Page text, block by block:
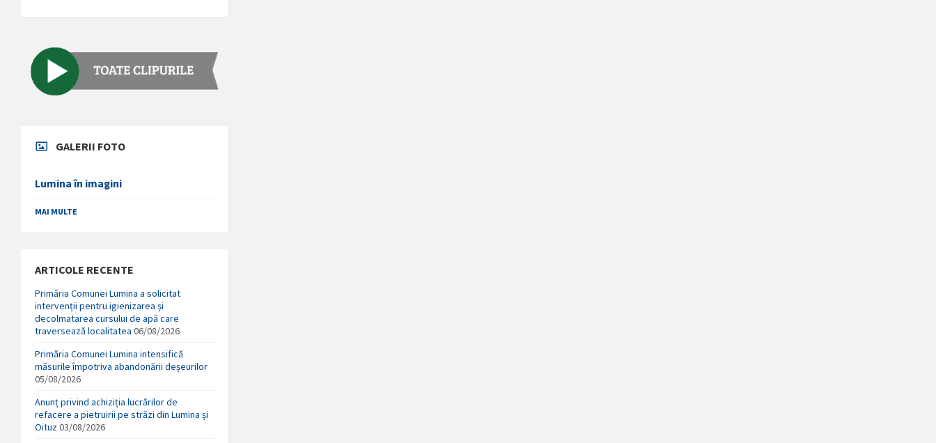
GALERII FOTO
Lumina în imagini
MAI MULTE
ARTICOLE RECENTE
Primăria Comunei Lumina a solicitat
intervenții pentru igienizarea și
decolmatarea cursului de apă care
traversează localitatea 06/08/2026
Primăria Comunei Lumina intensifică
măsurile împotriva abandonării deșeurilor
05/08/2026
Anunț privind achiziția lucrărilor de
refacere a pietruirii pe străzi din Lumina și
Oituz03/08/2026